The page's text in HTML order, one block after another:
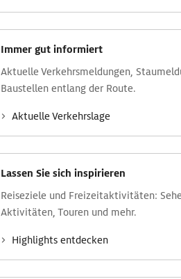
Immer gut informiert
Aktuelle Verkehrs­meldungen,
Baustellen entlang der Route.
Aktuelle Verkehrs­lage
Lassen Sie sich inspirieren
Reise­ziele und Freizeit­aktivitäten:
Aktivitäten, Touren und mehr.
Highlights entdecken